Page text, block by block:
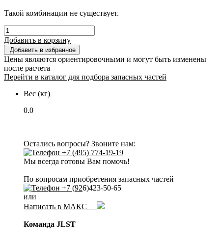
Такой комбинации не существует.
Добавить в корзину
Добавить в избранное
Цены являются ориентировочными и могут быть изменены
после расчета
Перейти в каталог для подбора запасных частей
Вес (кг)
0.0
Остались вопросы? Звоните нам:
+7 (495) 774-19-19
Мы всегда готовы Вам помочь!
По вопросам приобретения запасных частей
+7 (926)423-50-65
или
Написать в МАКС
Команда JLST